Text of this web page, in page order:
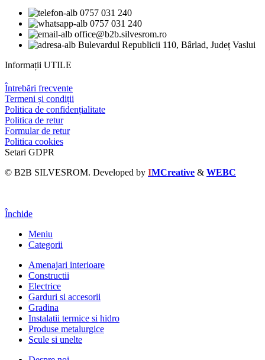
0757 031 240
0757 031 240
office@b2b.silvesrom.ro
Bulevardul Republicii 110, Bârlad, Județ Vaslui
Informații UTILE
Întrebări frecvente
Termeni și condiții
Politica de confidențialitate
Politica de retur
Formular de retur
Politica cookies
Setari GDPR
© B2B SILVESROM. Developed by IMCreative & WEBC
Închide
Meniu
Categorii
Amenajari interioare
Constructii
Electrice
Garduri si accesorii
Gradina
Instalatii termice si hidro
Produse metalurgice
Scule si unelte